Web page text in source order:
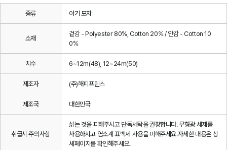
종류 아기 모자
소재
겉감 - Polyester 80%, Cotton 20% / 안감 - Cotton 10
0%
치수 6~12m(48), 12~24m(50)
제조자 (주)해피프린스
제조국 대한민국
취급시 주의사항
삶는 것을 피해주시고 단독세탁을 권장합니다. 무형광 세제를
사용하시고 염소계 표백제 사용을 피해주세요.자세한 내용은 상
세페이지를 확인해주세요.